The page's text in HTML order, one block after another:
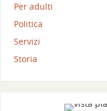
Per adulti
Politica
Servizi
Storia